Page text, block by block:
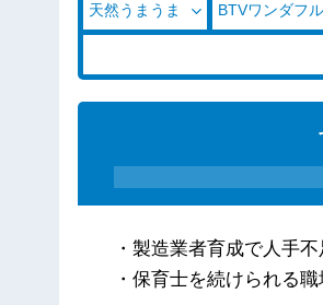
天然うまうま BTVワンダフ
・製造業者育成で人手不
・保育士を続けられる